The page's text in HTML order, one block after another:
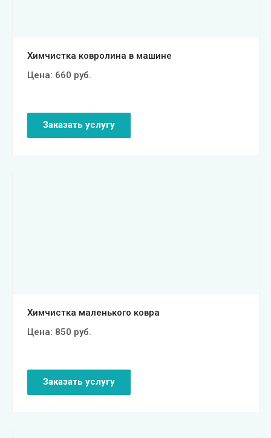
Химчистка ковролина в машине
Цена: 660 руб.
Заказать услугу
Химчистка маленького ковра
Цена: 850 руб.
Заказать услугу